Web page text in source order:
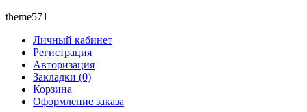
theme571
Личный кабинет
Регистрация
Авторизация
Закладки (0)
Корзина
Оформление заказа